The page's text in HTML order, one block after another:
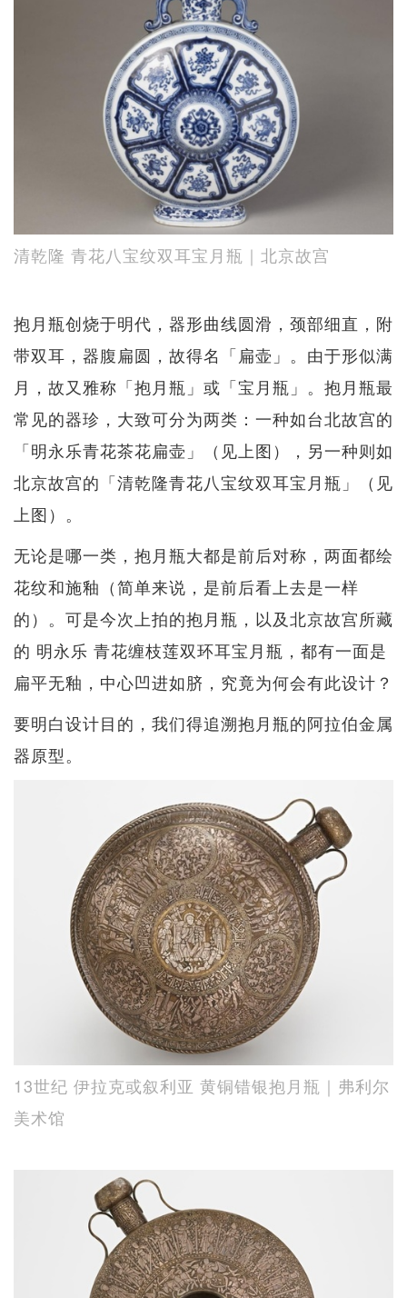
清乾隆 青花八宝纹双耳宝月瓶｜北京故宫
抱月瓶创烧于明代，器形曲线圆滑，颈部细直，附
带双耳，器腹扁圆，故得名「扁壶」。由于形似满
月，故又雅称「抱月瓶」或「宝月瓶」。抱月瓶最
常见的器珍，大致可分为两类：一种如台北故宫的
「明永乐青花茶花扁壶」（见上图），另一种则如
北京故宫的「清乾隆青花八宝纹双耳宝月瓶」（见
上图）。
无论是哪一类，抱月瓶大都是前后对称，两面都绘
花纹和施釉（简单来说，是前后看上去是一样
的）。可是今次上拍的抱月瓶，以及北京故宫所藏
的 明永乐 青花缠枝莲双环耳宝月瓶，都有一面是
扁平无釉，中心凹进如脐，究竟为何会有此设计？
要明白设计目的，我们得追溯抱月瓶的阿拉伯金属
器原型。
13世纪 伊拉克或叙利亚 黄铜错银抱月瓶｜弗利尔
美术馆